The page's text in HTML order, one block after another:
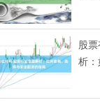
股
析